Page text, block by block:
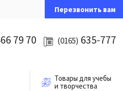
Перезвонить вам
79 70 (0165) 635-777
Товары для учебы
и творчества